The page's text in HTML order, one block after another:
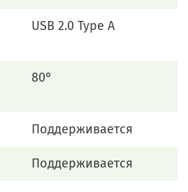
USB 2.0 Type A
80°
Поддерживается
Поддерживается